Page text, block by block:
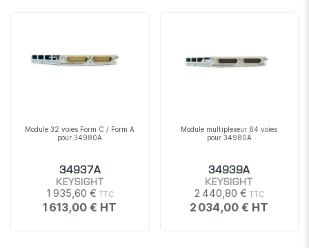
Module 32 voies Form C / Form A
pour 34980A
34937A
KEYSIGHT
1 935,60 €
1 613,00 €
Module multiplexeur 64 voies
pour 34980A
34939A
KEYSIGHT
2 440,80 €
2 034,00 €